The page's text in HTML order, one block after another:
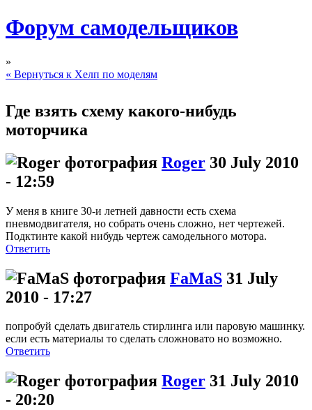
Форум самодельщиков
»
« Вернуться к Хелп по моделям
Где взять схему какого-нибудь
моторчика
Roger 30 July 2010
- 12:59
У меня в книге 30-и летней давности есть схема
пневмодвигателя, но собрать очень сложно, нет чертежей.
Подктинте какой нибудь чертеж самодельного мотора.
Ответить
FaMaS 31 July
2010 - 17:27
попробуй сделать двигатель стирлинга или паровую машинку.
если есть материалы то сделать сложновато но возможно.
Ответить
Roger 31 July 2010
- 20:20